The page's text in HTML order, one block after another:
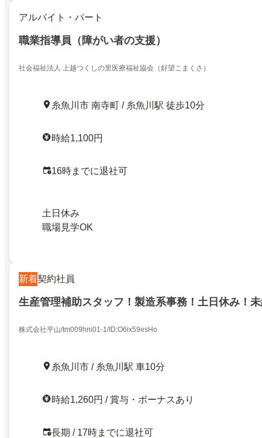
アルバイト・パート
職業指導員（障がい者の支援）
社会福祉法人 上越つくしの里医療福祉協会（好望こまくさ）
糸魚川市 南寺町 / 糸魚川駅 徒歩10分
時給1,100円
16時までに退社可
土日休み
職場見学OK
新着契約社員
生産管理補助スタッフ！製造系事務！土日休み！
株式会社平山/tm009hni01-1/ID:O6ix59esHo
糸魚川市 / 糸魚川駅 車10分
時給1,260円 / 賞与・ボーナスあり
長期 / 17時までに退社可